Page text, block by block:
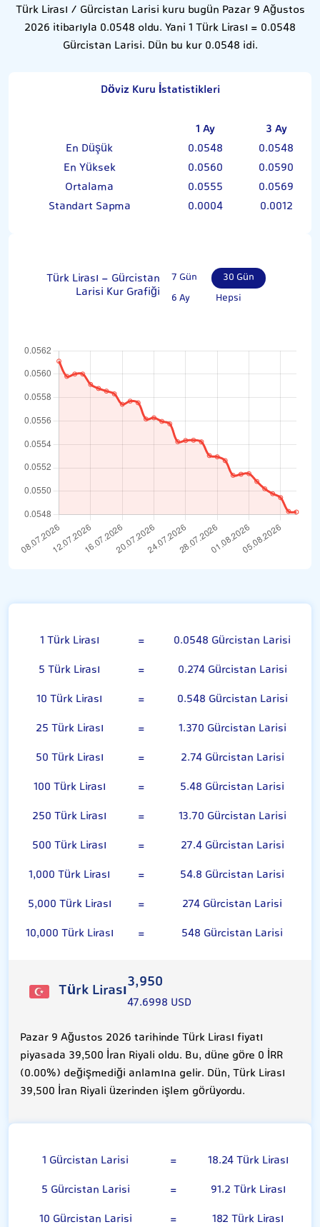
Türk Lirası / Gürcistan Larisi kuru bugün Pazar 9 Ağustos
2026 itibarıyla 0.0548 oldu. Yani 1 Türk Lirası = 0.0548
Gürcistan Larisi. Dün bu kur 0.0548 idi.
Döviz Kuru İstatistikleri
1 Ay
3 Ay
En Düşük
0.0548
0.0548
En Yüksek
0.0560
0.0590
Ortalama
0.0555
0.0569
Standart Sapma
0.0004 0.0012
Türk Lirası - Gürcistan
Larisi Kur Grafiği
7 Gün
30 Gün
6 Ay
Hepsi
1 Türk Lirası =
0.0548 Gürcistan Larisi
5 Türk Lirası
=
0.274 Gürcistan Larisi
10 Türk Lirası
=
0.548 Gürcistan Larisi
25 Türk Lirası
=
1.370 Gürcistan Larisi
50 Türk Lirası
=
2.74 Gürcistan Larisi
100 Türk Lirası
=
5.48 Gürcistan Larisi
250 Türk Lirası
=
13.70 Gürcistan Larisi
500 Türk Lirası
=
27.4 Gürcistan Larisi
1,000 Türk Lirası
=
54.8 Gürcistan Larisi
5,000 Türk Lirası
=
274 Gürcistan Larisi
10,000 Türk Lirası
= 548 Gürcistan Larisi
Türk Lirası3,950
47.6998 USD
Pazar 9 Ağustos 2026 tarihinde Türk Lirası fiyatı
piyasada 39,500 İran Riyali oldu. Bu, düne göre 0 İRR
(0.00%) değişmediği anlamına gelir. Dün, Türk Lirası
39,500 İran Riyali üzerinden işlem görüyordu.
1 Gürcistan Larisi =
18.24 Türk Lirası
5 Gürcistan Larisi
=
91.2 Türk Lirası
10 Gürcistan Larisi
= 182 Türk Lirası